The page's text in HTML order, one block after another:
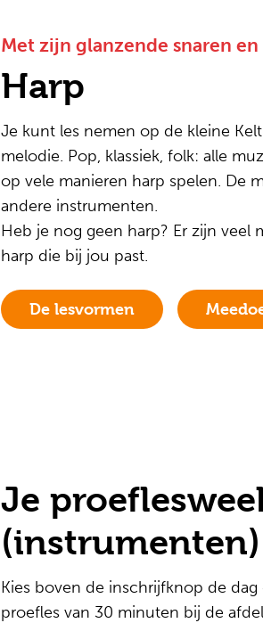
Met zijn glanzende snaren
Harp
Je kunt les nemen op de kleine
melodie. Pop, klassiek, folk: alle
op vele manieren harp spelen. De
andere instrumenten.
Heb je nog geen harp? Er zijn veel
harp die bij jou past.
De lesvormen
Je
(instrumenten)
Kies boven de inschrijfknop de
proefles van 30 minuten bij de